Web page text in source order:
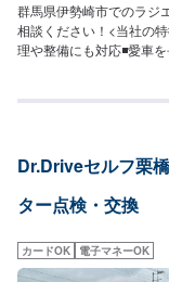
群馬県伊勢崎市でのラジ
相談ください！<当社の
理や整備にも対応◾愛車
い…★お時間があまり取
で納車となります。(要
ださい。-----代車につい
をご利用ください。※代
車スペースは事務所前の
タッフへ「メンテモで予
Dr.Driveセルフ栗
ター点検・交換
カードOK 電子マネーOK